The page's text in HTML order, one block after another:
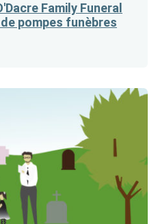
Family Funeral
pompes funèbres